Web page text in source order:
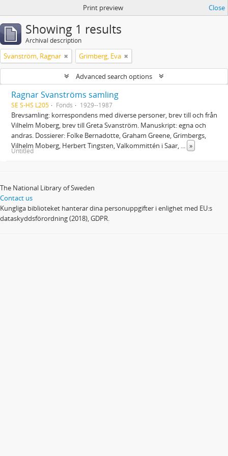
Print preview Close
Showing 1 results
Archival description
Svanström, Ragnar Grimberg, Eva
Advanced search options
Ragnar Svanströms samling
SE S-HS L205 Fonds 1929--1987
Brevsamling: korrespondens med diverse personer, brev till och från
Vilhelm Moberg, brev till Greta Svanström. Manuskript: egna och
andras. Dossierer: Folke Bernadotte, Graham Greene, Grimbergs,
Vilhelm Moberg, Herbert Tingsten, Valkommittén i Saar, ... »
Untitled
The National Library of Sweden
Contact us
Kungliga biblioteket hanterar dina personuppgifter i enlighet med EU:s
dataskyddsförordning (2018), GDPR.